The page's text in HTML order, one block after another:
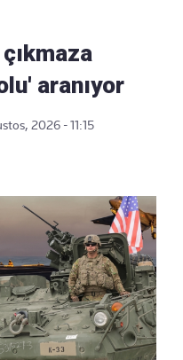
çıkmaza
aranıyor
2026 - 11:15